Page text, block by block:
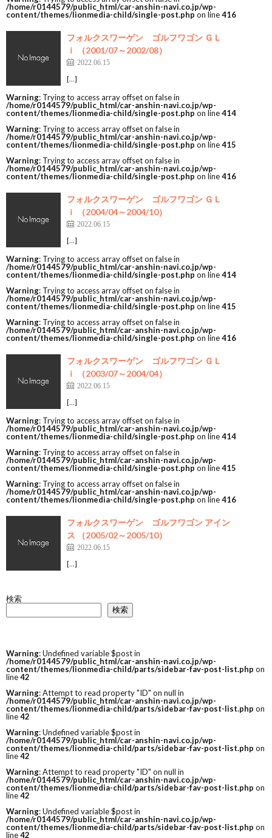
/home/r0144579/public_html/car-anshin-navi.co.jp/wp-
content/themes/lionmedia-child/single-post.php on line416
フォルクスワーゲン ゴルフワゴン ＧＬ
ｉ （2001/07～2002/08）
2022.06.15
[…]
Warning: Trying to access array offset on false in
/home/r0144579/public_html/car-anshin-navi.co.jp/wp-
content/themes/lionmedia-child/single-post.php on line414
Warning: Trying to access array offset on false in
/home/r0144579/public_html/car-anshin-navi.co.jp/wp-
content/themes/lionmedia-child/single-post.php on line415
Warning: Trying to access array offset on false in
/home/r0144579/public_html/car-anshin-navi.co.jp/wp-
content/themes/lionmedia-child/single-post.php on line416
フォルクスワーゲン ゴルフワゴン ＧＬ
ｉ （2004/04～2004/10）
2022.06.15
[…]
Warning: Trying to access array offset on false in
/home/r0144579/public_html/car-anshin-navi.co.jp/wp-
content/themes/lionmedia-child/single-post.php on line414
Warning: Trying to access array offset on false in
/home/r0144579/public_html/car-anshin-navi.co.jp/wp-
content/themes/lionmedia-child/single-post.php on line415
Warning: Trying to access array offset on false in
/home/r0144579/public_html/car-anshin-navi.co.jp/wp-
content/themes/lionmedia-child/single-post.php on line416
フォルクスワーゲン ゴルフワゴン ＧＬ
ｉ （2003/07～2004/04）
2022.06.15
[…]
Warning: Trying to access array offset on false in
/home/r0144579/public_html/car-anshin-navi.co.jp/wp-
content/themes/lionmedia-child/single-post.php on line414
Warning: Trying to access array offset on false in
/home/r0144579/public_html/car-anshin-navi.co.jp/wp-
content/themes/lionmedia-child/single-post.php on line415
Warning: Trying to access array offset on false in
/home/r0144579/public_html/car-anshin-navi.co.jp/wp-
content/themes/lionmedia-child/single-post.php on line416
フォルクスワーゲン ゴルフワゴン アイン
ス （2005/02～2005/10）
2022.06.15
[…]
検索
検索
Warning: Undefined variable $post in
/home/r0144579/public_html/car-anshin-navi.co.jp/wp-
content/themes/lionmedia-child/parts/sidebar-fav-post-list.php on
line42
Warning: Attempt to read property "ID" on null in
/home/r0144579/public_html/car-anshin-navi.co.jp/wp-
content/themes/lionmedia-child/parts/sidebar-fav-post-list.php on
line42
Warning: Undefined variable $post in
/home/r0144579/public_html/car-anshin-navi.co.jp/wp-
content/themes/lionmedia-child/parts/sidebar-fav-post-list.php on
line42
Warning: Attempt to read property "ID" on null in
/home/r0144579/public_html/car-anshin-navi.co.jp/wp-
content/themes/lionmedia-child/parts/sidebar-fav-post-list.php on
line42
Warning: Undefined variable $post in
/home/r0144579/public_html/car-anshin-navi.co.jp/wp-
content/themes/lionmedia-child/parts/sidebar-fav-post-list.php on
line42